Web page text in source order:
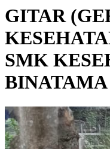
GITAR
SMK
BINATAMA